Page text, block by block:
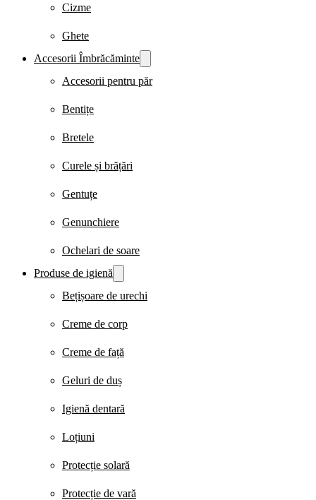
Cizme
Ghete
Accesorii Îmbrăcăminte
Accesorii pentru păr
Bentițe
Bretele
Curele și brățări
Gentuțe
Genunchiere
Ochelari de soare
Produse de igienă
Bețișoare de urechi
Creme de corp
Creme de față
Geluri de duș
Igienă dentară
Loțiuni
Protecție solară
Protecție de vară